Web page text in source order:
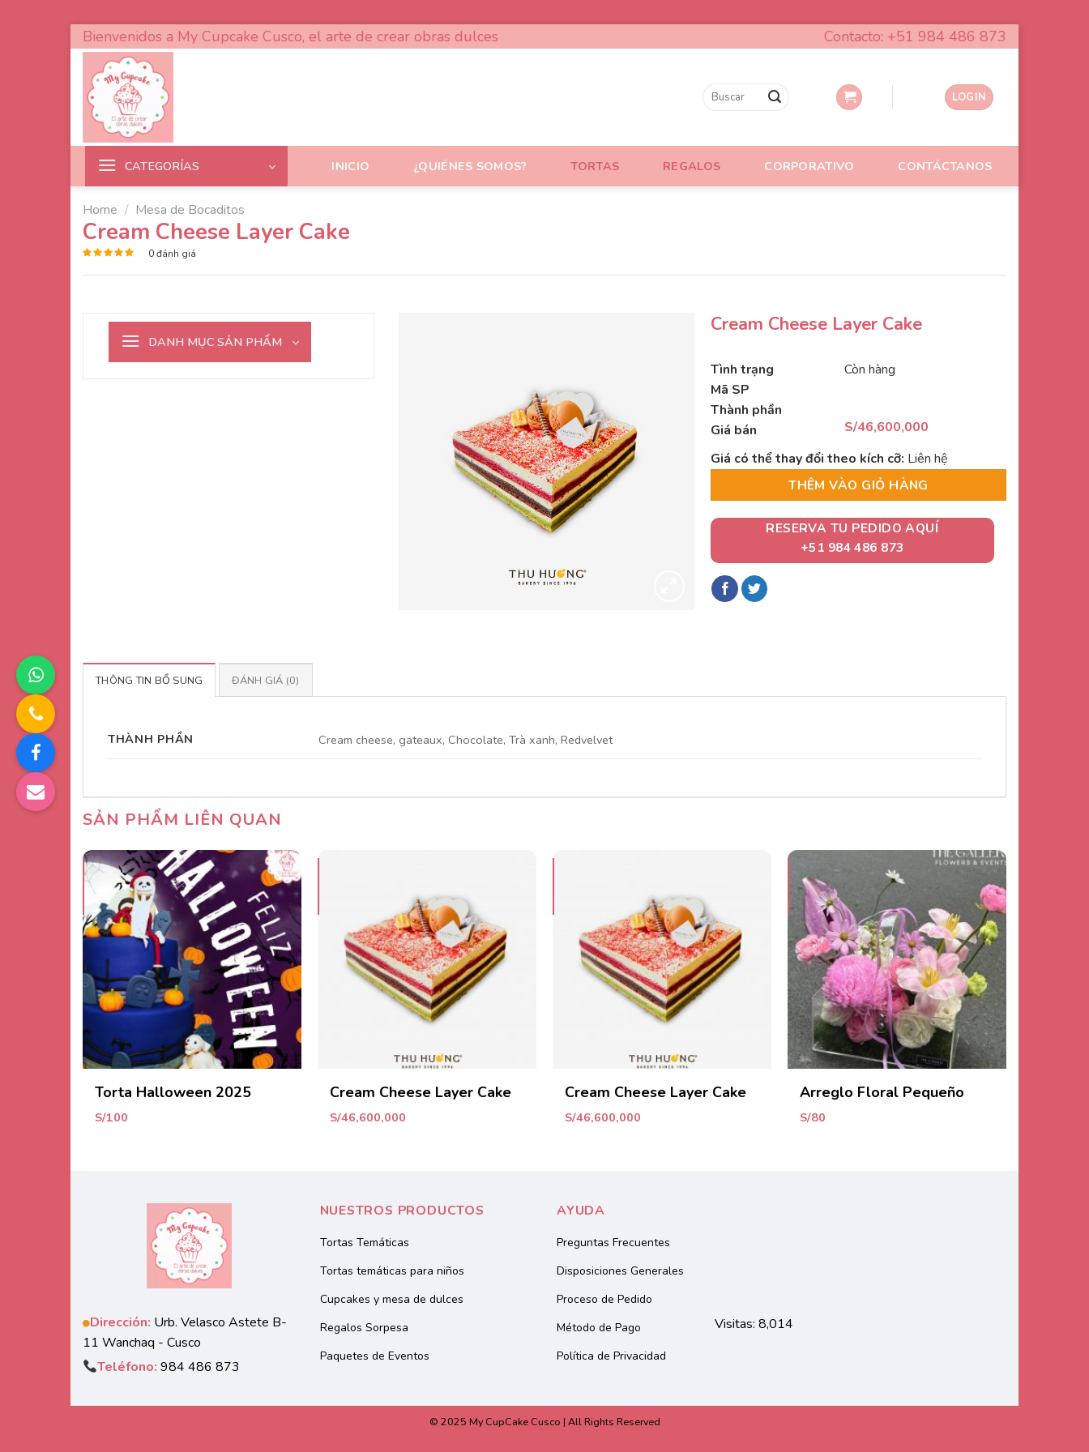
Skip
to
content
Bienvenidos a My Cupcake Cusco, el arte de crear obras dulces Contacto: +51 984 486 873
LOGIN
CATEGORÍAS INICIO ¿QUIÉNES SOMOS? TORTAS REGALOS CORPORATIVO CONTÁCTANOS
Home / Mesa de Bocaditos
Cream Cheese Layer Cake
Rated5
0đánh giá
DANH MỤC SẢN PHẨM
Cream Cheese Layer Cake
Tình trạng
Mã SP
Thành phần
Giá bán
Còn hàng
S/46,600,000
Giá có thể thay đổi theo kích cỡ: Liên hệ
THÊM VÀO GIỎ HÀNG
RESERVA TU PEDIDO AQUÍ
+51 984 486 873
THÔNG TIN BỔ SUNG ĐÁNH GIÁ (0)
THÀNH PHẦN Cream cheese, gateaux, Chocolate, Trà xanh, Redvelvet
SẢN PHẨM LIÊN QUAN
Torta Halloween 2025
S/100
Cream Cheese Layer Cake
S/46,600,000
Cream Cheese Layer Cake
S/46,600,000
Arreglo Floral Pequeño
S/80
Dirección: Urb. Velasco Astete B-
11 Wanchaq - Cusco
Teléfono: 984 486 873
NUESTROS PRODUCTOS
Tortas Temáticas
Tortas temáticas para niños
Cupcakes y mesa de dulces
Regalos Sorpesa
Paquetes de Eventos
AYUDA
Preguntas Frecuentes
Disposiciones Generales
Proceso de Pedido
Método de Pago
Política de Privacidad
Visitas: 8,014
© 2025 My CupCake Cusco | All Rights Reserved